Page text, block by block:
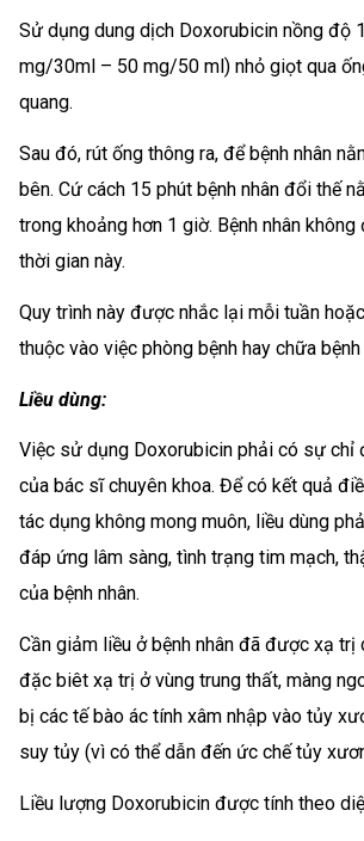
Sử dụng dung dịch Doxorubicin nồng độ
mg/30ml – 50 mg/50 ml) nhỏ giọt qua
quang.
Sau đó, rút ống thông ra, để bệnh nhân
bên. Cứ cách 15 phút bệnh nhân đổi thế
trong khoảng hơn 1 giờ. Bệnh nhân
thời gian này.
Quy trình này được nhắc lại mỗi tuần
thuộc vào việc phòng bệnh hay chữa bệnh
Liều dùng:
Việc sử dụng Doxorubicin phải có sự chỉ
của bác sĩ chuyên khoa. Để có kết quả
tác dụng không mong muôn, liều dùng
đáp ứng lâm sàng, tình trạng tim mạch,
của bệnh nhân.
Cần giảm liều ở bệnh nhân đã được xạ
đặc biêt xạ trị ở vùng trung thất, màng
bị các tế bào ác tính xâm nhập vào tủy
suy tủy (vì có thể dẫn đến ức chế tủy
Liều lượng Doxorubicin được tính theo